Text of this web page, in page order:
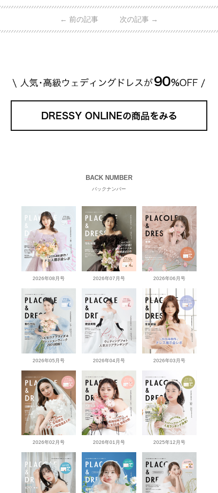
なので、 とても人気となっているのです。 その相場
は、10～30万円ほどとなっています。 小栗旬さん・
← 前の記事 次の記事 →
BACK NUMBER
バックナンバー
2026年08月号 2026年07月号 2026年06月号
2026年05月号 2026年04月号 2026年03月号
2026年02月号 2026年01月号 2025年12月号